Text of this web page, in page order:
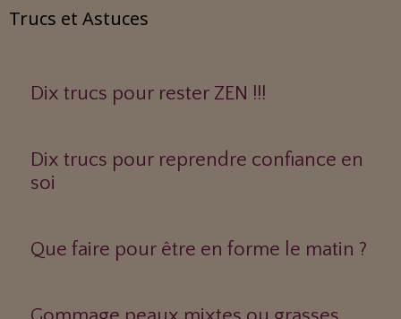
Trucs et Astuces
Dix trucs pour rester ZEN !!!
Dix trucs pour reprendre confiance en
soi
Que faire pour être en forme le matin ?